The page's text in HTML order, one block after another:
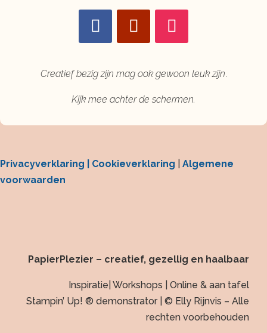
Creatief bezig zijn mag ook gewoon leuk zijn.
Kijk mee achter de schermen.
Privacyverklaring | Cookieverklaring
Algemene
voorwaarden
PapierPlezier – creatief, gezellig en haalbaar
Inspiratie| Workshops | Online & aan tafel
Stampin’ Up! ® demonstrator | © Elly Rijnvis – Alle
rechten voorbehouden